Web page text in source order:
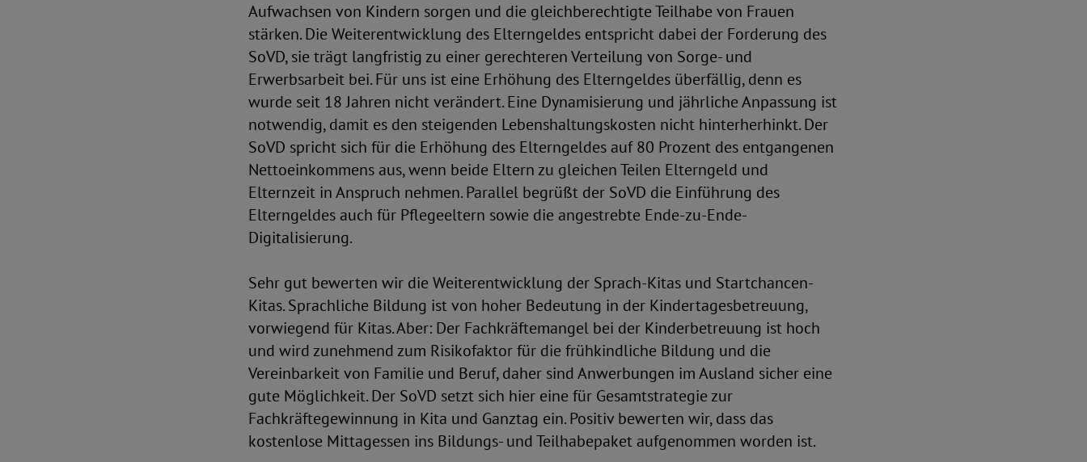
Aufwachsen von Kindern sorgen und die gleichberechtigte Teilhabe von Frauen
stärken. Die Weiterentwicklung des Elterngeldes entspricht dabei der Forderung des
SoVD, sie trägt langfristig zu einer gerechteren Verteilung von Sorge- und
Erwerbsarbeit bei. Für uns ist eine Erhöhung des Elterngeldes überfällig, denn es
wurde seit 18 Jahren nicht verändert. Eine Dynamisierung und jährliche Anpassung ist
notwendig, damit es den steigenden Lebenshaltungskosten nicht hinterherhinkt. Der
SoVD spricht sich für die Erhöhung des Elterngeldes auf 80 Prozent des entgangenen
Nettoeinkommens aus, wenn beide Eltern zu gleichen Teilen Elterngeld und
Elternzeit in Anspruch nehmen. Parallel begrüßt der SoVD die Einführung des
Elterngeldes auch für Pflegeeltern sowie die angestrebte Ende-zu-Ende-
Digitalisierung.
Sehr gut bewerten wir die Weiterentwicklung der Sprach-Kitas und Startchancen-
Kitas. Sprachliche Bildung ist von hoher Bedeutung in der Kindertagesbetreuung,
vorwiegend für Kitas. Aber: Der Fachkräftemangel bei der Kinderbetreuung ist hoch
und wird zunehmend zum Risikofaktor für die frühkindliche Bildung und die
Vereinbarkeit von Familie und Beruf, daher sind Anwerbungen im Ausland sicher eine
gute Möglichkeit. Der SoVD setzt sich hier eine für Gesamtstrategie zur
Fachkräftegewinnung in Kita und Ganztag ein. Positiv bewerten wir, dass das
kostenlose Mittagessen ins Bildungs- und Teilhabepaket aufgenommen worden ist.